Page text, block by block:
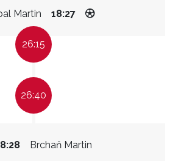
Martin 18:27
26:15
26:40
Brchaň Martin